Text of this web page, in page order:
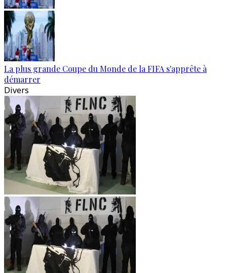
La plus grande Coupe du Monde de la FIFA s'apprête à
démarrer
Divers